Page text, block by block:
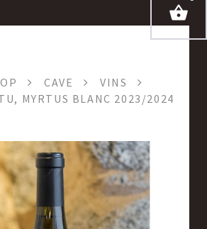
CAVE
VINS
MYRTUS BLANC 2023/2024